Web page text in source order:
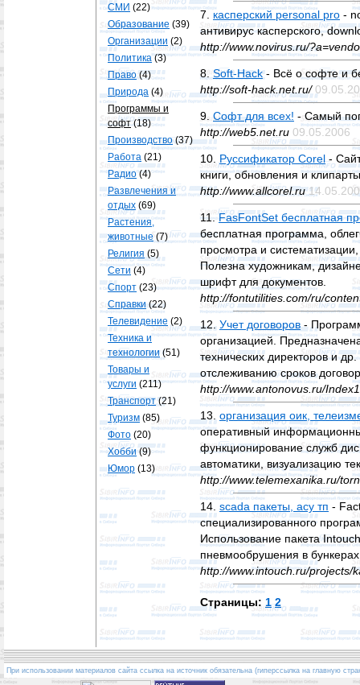
СМИ (22)
Образование (39)
Организации (2)
Политика(3)
Право(4)
Природа (4)
Программы и
софт(18)
Производство(37)
Работа (21)
Радио(4)
Развлечения и
отдых (69)
Растения,
животные (7)
Религия (5)
Сети (4)
Спорт (23)
Справки(22)
Телевидение (2)
Техника и
технологии(51)
Товары и
услуги (211)
Транспорт(21)
Туризм (85)
Фото (20)
Хобби(9)
Юмор (13)
7. касперский personal pro -
антивирус касперского,
http://www.novirus.ru/
8. Soft-Hack- Всё о софте и
http://soft-hack.net.ru/
9. Софт для всех! - Самый
http://web5.net.ru 09.05.2006
10. Руcсификатор Corel -
книги, обновления и
http://www.allcorel.ru
11.FasFontSet бесплатная
бесплатная программа,
просмотра и
Полезна художникам,
шрифт для документов.
http://fontutilities.com/ru/
12.Учет договоров -
организацией.
технических директоров и
отслеживанию сроков
http://www.antonovus.ru/
13. организация оик,
оперативный
функционирование служб
автоматики, визуализацию
http://www.telemexanika.ru/
14. scada пакеты, асу тп -
специализированного
Использование пакета
пневмообрушения в
http://www.intouch.ru/projects/
Страницы: 1 2
При использовании материалов сайта ссылка на источник обязательна (гиперссылка на главную